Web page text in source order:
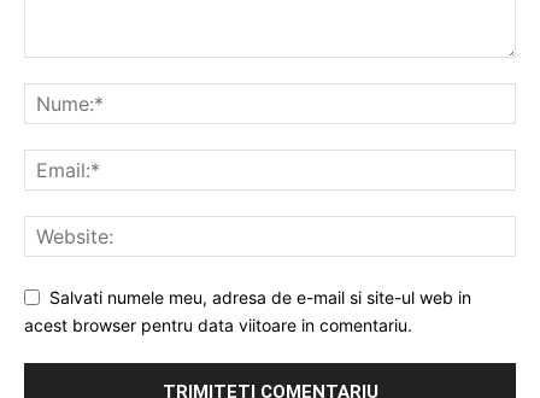
Salvati numele meu, adresa de e-mail si site-ul web in
acest browser pentru data viitoare in comentariu.